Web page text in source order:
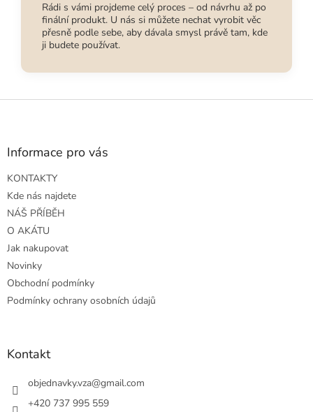
Rádi s vámi projdeme celý proces – od návrhu až po
finální produkt. U nás si můžete nechat vyrobit věc
přesně podle sebe, aby dávala smysl právě tam, kde
ji budete používat.
Z
Informace pro vás
KONTAKTY
Kde nás najdete
NÁŠ PŘÍBĚH
O AKÁTU
Jak nakupovat
Novinky
Obchodní podmínky
Podmínky ochrany osobních údajů
Kontakt
objednavky.vza@gmail.com
+420 737 995 559